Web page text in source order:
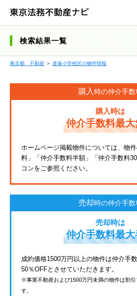
検索結果一覧
東京都 不動産 ＞ 道塚小学校区の物件情報
購入時の仲介手数
購入時は
仲介手数料最
ホームページ掲載物件については、物
料」「仲介手数料半額」「仲介手数料
コンをご参照ください。
売却時の仲介手数
売却時は
仲介手数料最
成約価格1500万円以上の物件は仲介手
50％OFFとさせていただきます。
※事業不動産および1500万円未満の物件は割引
す。